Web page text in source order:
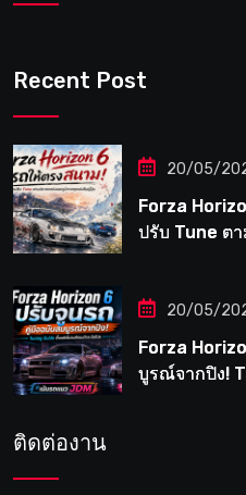
Recent Post
20/05/
Forza
ปรับ Tune ต
20/05/
Forza
บูรณ์จากปิง!
ติดต่องาน